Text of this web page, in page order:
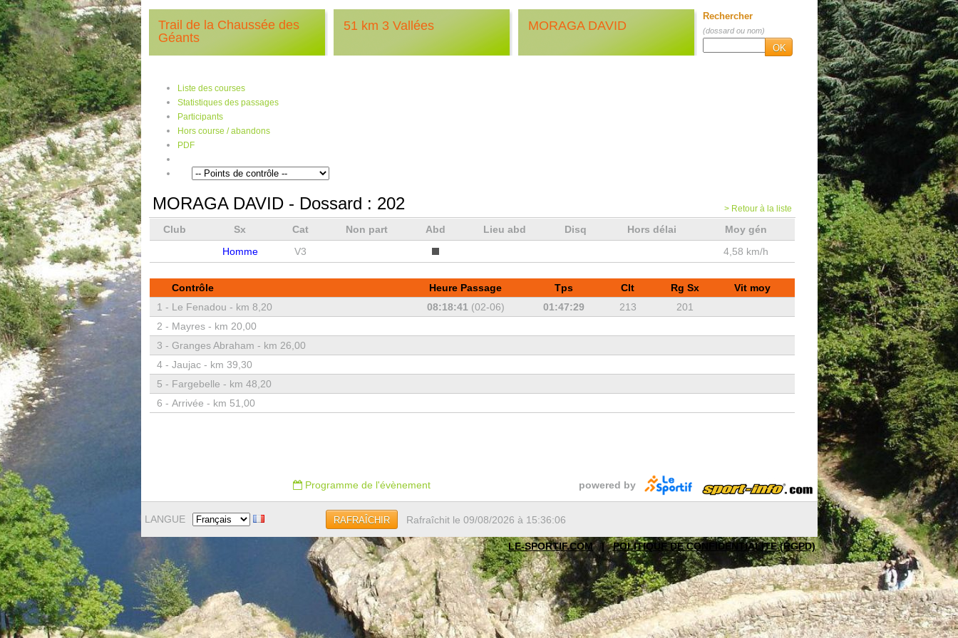
Trail de la Chaussée des
Géants
51 km 3 Vallées MORAGA DAVID
Rechercher
(dossard ou nom)
OK
Liste des courses
Statistiques des passages
Participants
Hors course / abandons
PDF
MORAGA DAVID- Dossard : 202 > Retour à la liste
Club Sx Cat Non part Abd Lieu abd Disq Hors délai
Moy gén
Homme
V3 4,58 km/h
Contrôle Heure Passage Tps Clt Rg Sx
Vit moy
1 - Le Fenadou - km 8,20 08:18:41 (02-06) 01:47:29 213
201
2 - Mayres - km 20,00
3 - Granges Abraham - km 26,00
4 - Jaujac - km 39,30
5 - Fargebelle - km 48,20
6 - Arrivée - km 51,00
Programme de l'évènement powered by
LANGUE RAFRAÎCHIR Rafraîchit le 09/08/2026 à 15:36:06
LE-SPORTIF.COM | POLITIQUE DE CONFIDENTIALITE (RGPD)